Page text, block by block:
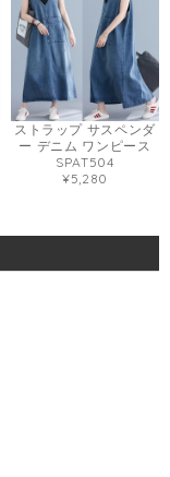
ストラップ サスペンダ
ー デニム ワンピース
SPAT504
¥5,280